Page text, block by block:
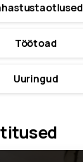
Töötoad
Uuringud